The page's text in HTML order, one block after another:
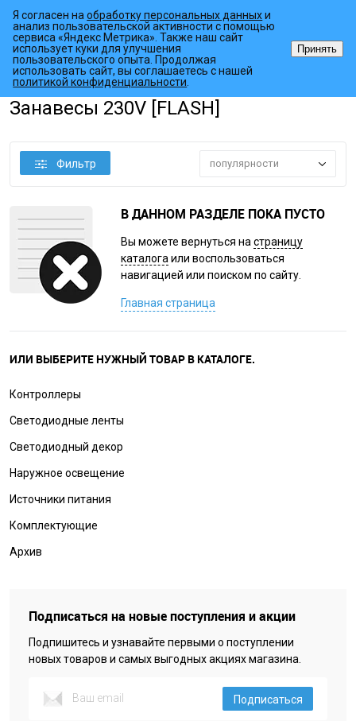
Главная страница • Каталог товаров • Светодиодный декор
Занавесы 230V [FLASH]
Фильтр популярности
В ДАННОМ РАЗДЕЛЕ ПОКА ПУСТО
Вы можете вернуться на страницу
каталога или воспользоваться
навигацией или поиском по сайту.
Главная страница
ИЛИ ВЫБЕРИТЕ НУЖНЫЙ ТОВАР В КАТАЛОГЕ.
Контроллеры
Светодиодные ленты
Светодиодный декор
Наружное освещение
Источники питания
Комплектующие
Архив
Подписаться на новые поступления и акции
Подпишитесь и узнавайте первыми о поступлении
новых товаров и самых выгодных акциях магазина.
Подписаться
Я согласен наобработку персональных данныхи
анализ пользовательской активности с помощью
сервиса «Яндекс Метрика». Также наш сайт
использует куки для улучшения
пользовательского опыта. Продолжая
использовать сайт, вы соглашаетесь с нашей
политикой конфиденциальности
Принять